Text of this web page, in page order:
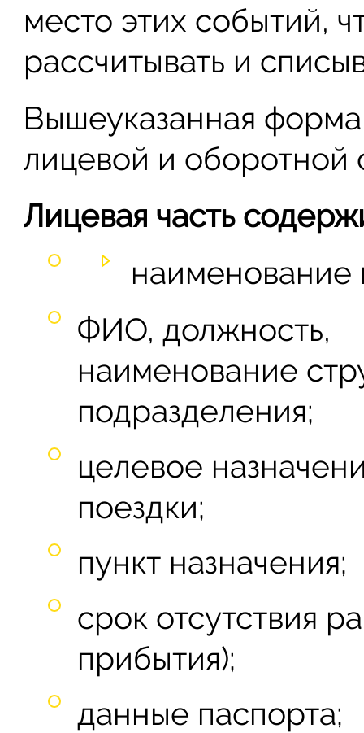
место этих событий,
рассчитывать и
Вышеуказанная форма
лицевой и оборотной
Лицевая часть
наименование
ФИО, должность,
наименование
подразделения;
целевое
поездки;
пункт назначения;
срок отсутствия
прибытия);
данные паспорта;